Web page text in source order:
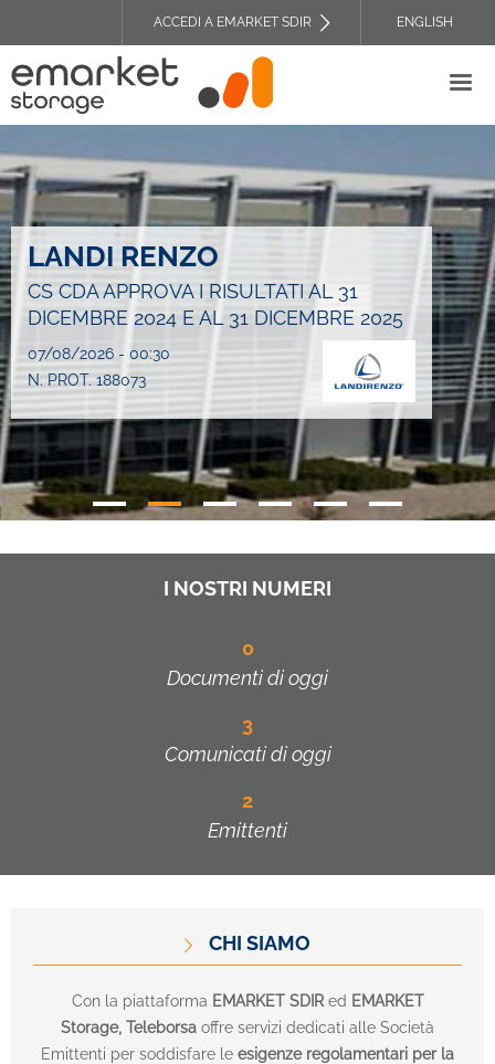
contenuto
principale
TOP
HEADER
ACCEDI A EMARKET SDIR ENGLISH
LANDI RENZO
CS CDA APPROVA I RISULTATI AL 31
DICEMBRE 2024 E AL 31 DICEMBRE 2025
07/08/2026 - 00:30
N. PROT. 188073
I NOSTRI NUMERI
0
Documenti di oggi
3
Comunicati di oggi
2
Emittenti
CHI SIAMO
Con la piattaforma EMARKET SDIR ed EMARKET
Storage, Teleborsa offre servizi dedicati alle Società
Emittenti per soddisfare le esigenze regolamentari per la